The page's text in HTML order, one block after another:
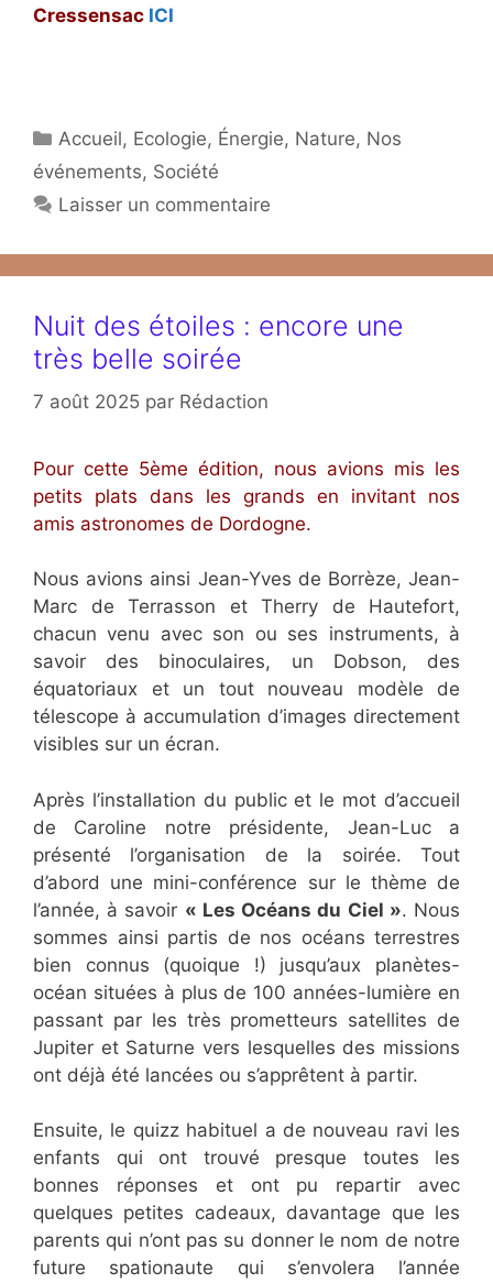
Cressensac ICI
Catégories
Accueil, Ecologie, Énergie, Nature, Nos
événements, Société
Laisser un commentaire
Nuit des étoiles : encore une
très belle soirée
7 août 2025 par Rédaction
Pour cette 5ème édition, nous avions mis les
petits plats dans les grands en invitant nos
amis astronomes de Dordogne.
Nous avions ainsi Jean-Yves de Borrèze, Jean-
Marc de Terrasson et Therry de Hautefort,
chacun venu avec son ou ses instruments, à
savoir des binoculaires, un Dobson, des
équatoriaux et un tout nouveau modèle de
télescope à accumulation d’images directement
visibles sur un écran.
Après l’installation du public et le mot d’accueil
de Caroline notre présidente, Jean-Luc a
présenté l’organisation de la soirée. Tout
d’abord une mini-conférence sur le thème de
l’année, à savoir « Les Océans du Ciel ». Nous
sommes ainsi partis de nos océans terrestres
bien connus (quoique !) jusqu’aux planètes-
océan situées à plus de 100 années-lumière en
passant par les très prometteurs satellites de
Jupiter et Saturne vers lesquelles des missions
ont déjà été lancées ou s’apprêtent à partir.
Ensuite, le quizz habituel a de nouveau ravi les
enfants qui ont trouvé presque toutes les
bonnes réponses et ont pu repartir avec
quelques petites cadeaux, davantage que les
parents qui n’ont pas su donner le nom de notre
future spationaute qui s’envolera l’année